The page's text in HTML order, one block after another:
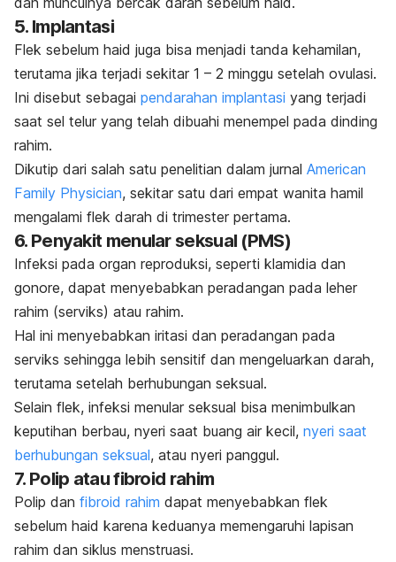
5. Implantasi
Flek sebelum haid juga bisa menjadi tanda kehamilan,
terutama jika terjadi sekitar 1 – 2 minggu setelah ovulasi.
Ini disebut sebagai pendarahan implantasi yang terjadi
saat sel telur yang telah dibuahi menempel pada dinding
rahim.
Dikutip dari salah satu penelitian dalam jurnal American
Family Physician, sekitar satu dari empat wanita hamil
mengalami flek darah di trimester pertama.
6. Penyakit menular seksual (PMS)
Infeksi pada organ reproduksi, seperti klamidia dan
gonore, dapat menyebabkan peradangan pada leher
rahim (serviks) atau rahim.
Hal ini menyebabkan iritasi dan peradangan pada
serviks sehingga lebih sensitif dan mengeluarkan darah,
terutama setelah berhubungan seksual.
Selain flek, infeksi menular seksual bisa menimbulkan
keputihan berbau, nyeri saat buang air kecil, nyeri saat
berhubungan seksual, atau nyeri panggul.
7. Polip atau fibroid rahim
Polip dan fibroid rahim dapat menyebabkan flek
sebelum haid karena keduanya memengaruhi lapisan
rahim dan siklus menstruasi.